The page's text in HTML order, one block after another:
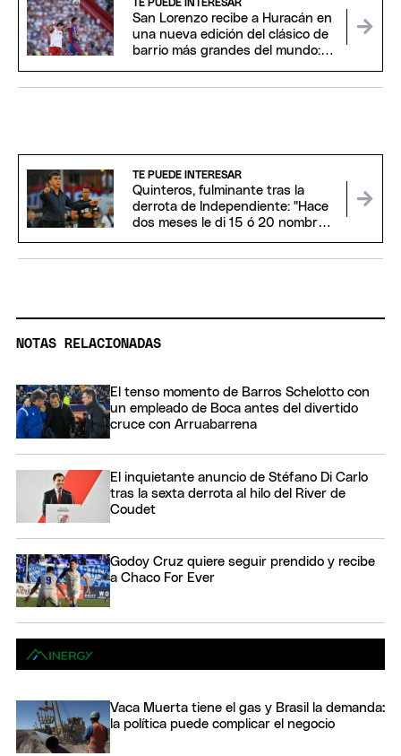
TE PUEDE INTERESAR
San Lorenzo recibe a Huracán en
una nueva edición del clásico de
barrio más grandes del mundo:
TE PUEDE INTERESAR
Quinteros, fulminante tras la
derrota de Independiente: "Hace
dos meses le di 15 ó 20 nombres
NOTAS RELACIONADAS
El tenso momento de Barros Schelotto con
un empleado de Boca antes del divertido
cruce con Arruabarrena
El inquietante anuncio de Stéfano Di Carlo
tras la sexta derrota al hilo del River de
Coudet
Godoy Cruz quiere seguir prendido y recibe
a Chaco For Ever
Vaca Muerta tiene el gas y Brasil la demanda:
la política puede complicar el negocio